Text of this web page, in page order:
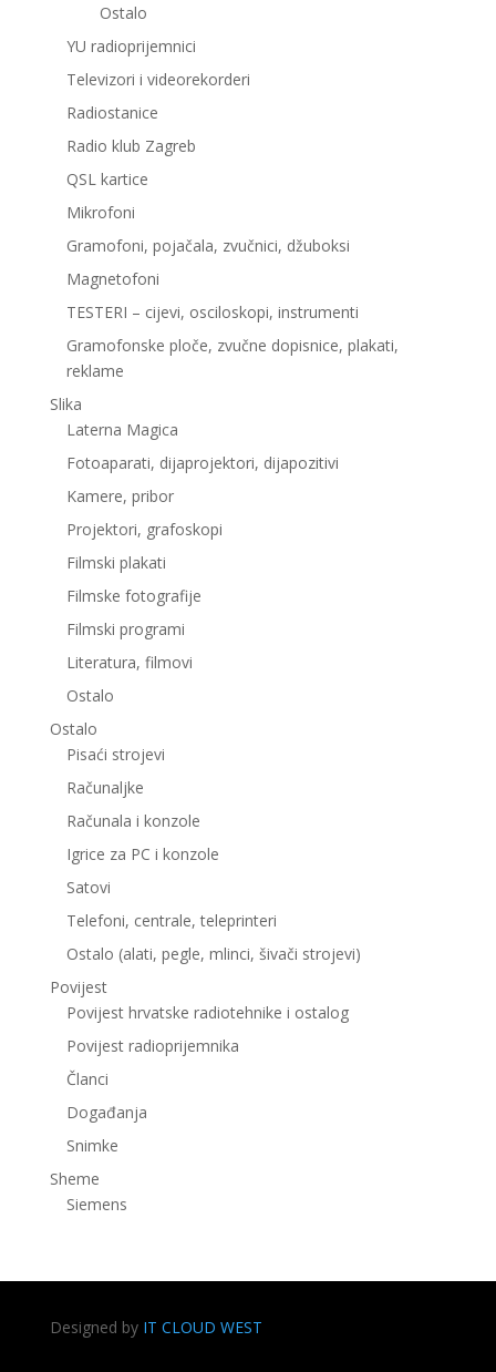
Ostalo
YU radioprijemnici
Televizori i videorekorderi
Radiostanice
Radio klub Zagreb
QSL kartice
Mikrofoni
Gramofoni, pojačala, zvučnici, džuboksi
Magnetofoni
TESTERI – cijevi, osciloskopi, instrumenti
Gramofonske ploče, zvučne dopisnice, plakati,
reklame
Slika
Laterna Magica
Fotoaparati, dijaprojektori, dijapozitivi
Kamere, pribor
Projektori, grafoskopi
Filmski plakati
Filmske fotografije
Filmski programi
Literatura, filmovi
Ostalo
Ostalo
Pisaći strojevi
Računaljke
Računala i konzole
Igrice za PC i konzole
Satovi
Telefoni, centrale, teleprinteri
Ostalo (alati, pegle, mlinci, šivači strojevi)
Povijest
Povijest hrvatske radiotehnike i ostalog
Povijest radioprijemnika
Članci
Događanja
Snimke
Sheme
Siemens
Designed by IT CLOUD WEST